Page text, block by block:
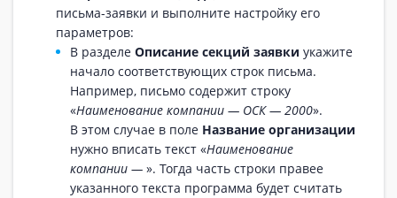
письма-заявки и выполните настройку его
параметров:
В разделе Описание секций заявки укажите
начало соответствующих строк письма.
Например, письмо содержит строку
«Наименование компании — ОСК — 2000».
В этом случае в поле Название организации
нужно вписать текст «Наименование
компании — ». Тогда часть строки правее
указанного текста программа будет считать